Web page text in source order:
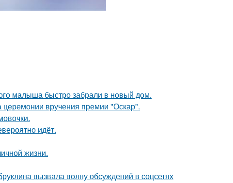
малыша быстро забрали в новый дом.
вручения премии "Оскар".
идёт.
жизни.
вызвала волну обсуждений в соцсетях